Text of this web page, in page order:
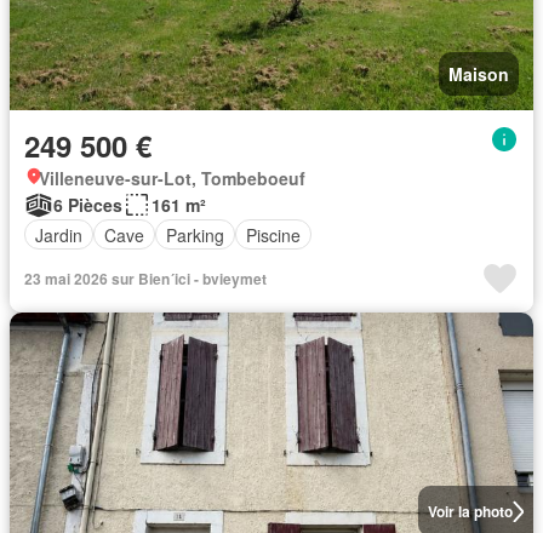
Maison
249 500 €
Villeneuve-sur-Lot, Tombeboeuf
6 Pièces
161 m²
Jardin
Cave Parking Piscine
23 mai 2026 sur Bien´ici - bvieymet
Voir la photo